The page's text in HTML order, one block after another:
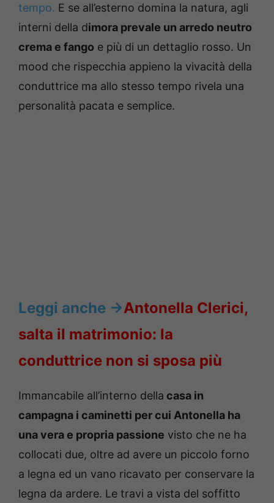
tempo. E se all’esterno domina la natura, agli
interni della dimora prevale un arredo neutro
crema e fango e più di un dettaglio rosso. Un
mood che rispecchia appieno la vivacità della
conduttrice ma allo stesso tempo rivela una
personalità pacata e semplice.
Leggi anche ->Antonella Clerici,
salta il matrimonio: la
conduttrice non si sposa più
Immancabile all’interno della casa in
campagna i caminetti per cui Antonella ha
una vera e propria passione visto che ne ha
collocati due, oltre ad avere un piccolo forno
a legna ed un vano ricavato per conservare la
legna da ardere. Le travi a vista del soffitto